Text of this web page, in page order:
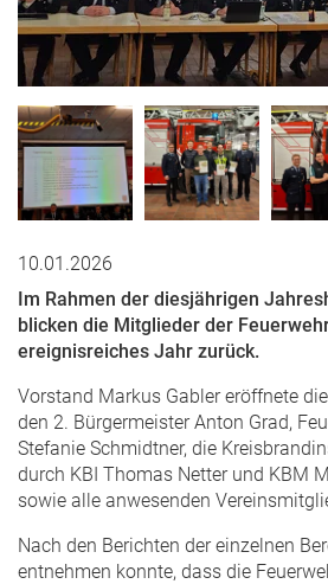
10.01.2026
Im Rahmen der diesjährigen
blicken die Mitglieder der
ereignisreiches Jahr zurück.
Vorstand Markus Gabler eröffnete
den 2. Bürgermeister Anton Grad,
Stefanie Schmidtner, die
durch KBI Thomas Netter und KBM
sowie alle anwesenden
Nach den Berichten der einzelnen
entnehmen konnte, dass die